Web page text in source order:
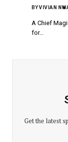
BYVIVIAN
A Chief
for…
Get the latest